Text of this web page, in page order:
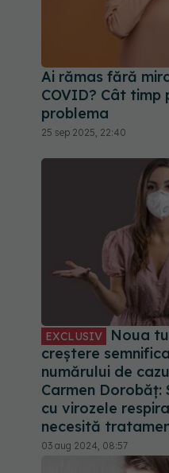
Ai rămas fără
COVID? Cât
problema
25 sep 2025, 22:40
EXCLUSIV
Noua
creștere
numărului de
Carmen Dorobăț:
cu virozele
necesită
03 aug 2024, 08:57